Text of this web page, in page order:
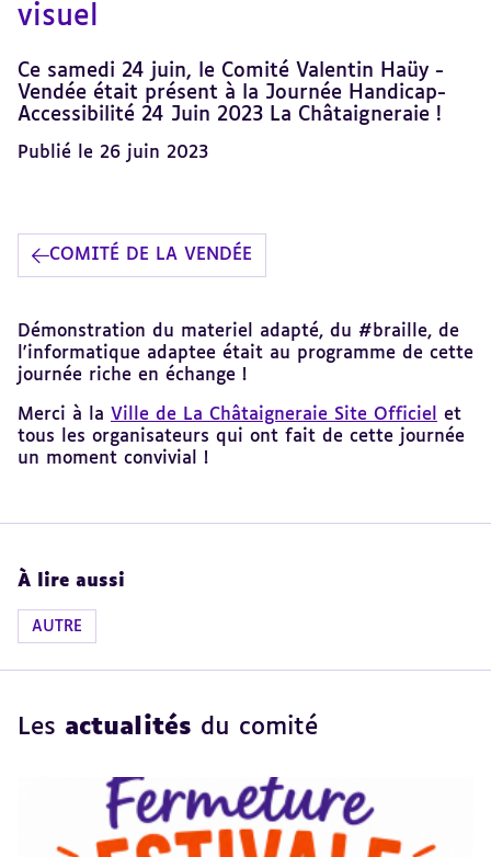
visuel
Ce samedi 24 juin, le Comité Valentin Haüy -
Vendée était présent à la Journée Handicap-
Accessibilité 24 Juin 2023 La Châtaigneraie !
Publié le 26 juin 2023
COMITÉ DE LA VENDÉE
Démonstration du materiel adapté, du #braille, de
l'informatique adaptee était au programme de cette
journée riche en échange !
Merci à la Ville de La Châtaigneraie Site Officiel
et
tous les organisateurs qui ont fait de cette journée
un moment convivial !
Revenir
au
sommaire
À lire aussi
AUTRE
Les actualités du comité